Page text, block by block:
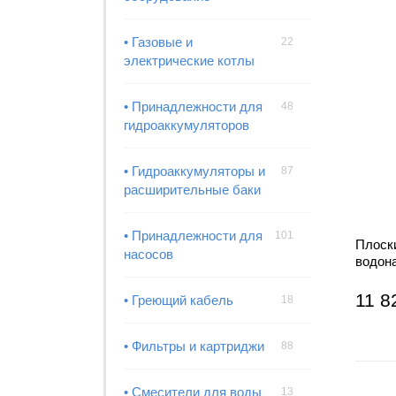
• Газовые и
электрические котлы
22
• Принадлежности для
гидроаккумуляторов
48
• Гидроаккумуляторы и
расширительные баки
87
• Принадлежности для
насосов
101
• Греющий кабель 18
• Фильтры и картриджи 88
• Смесители для воды 13
11